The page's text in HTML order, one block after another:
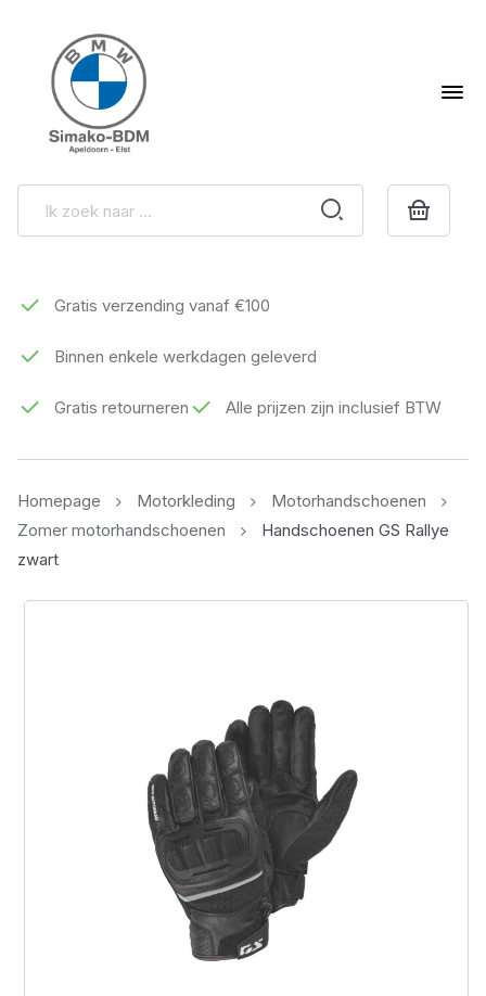
Gratis verzending vanaf €100
Binnen enkele werkdagen geleverd
Gratis retourneren Alle prijzen zijn inclusief BTW
Homepage Motorkleding
Motorhandschoenen
Zomer motorhandschoenen
Handschoenen GS Rallye
zwart